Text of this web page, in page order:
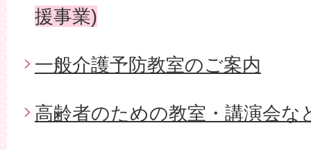
援事業)
一般介護予防教室のご案内
高齢者のための教室・講演会な